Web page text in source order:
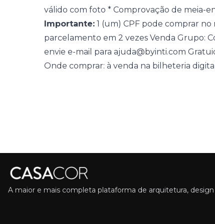
válido com foto * Comprovação de meia-
Importante: 1 (um) CPF pode comprar no
parcelamento em 2 vezes Venda Grupo:
envie e-mail para ajuda@byinti.com
Onde comprar: à venda na bilheteria digital
A maior e mais completa plataforma de arquitetura,